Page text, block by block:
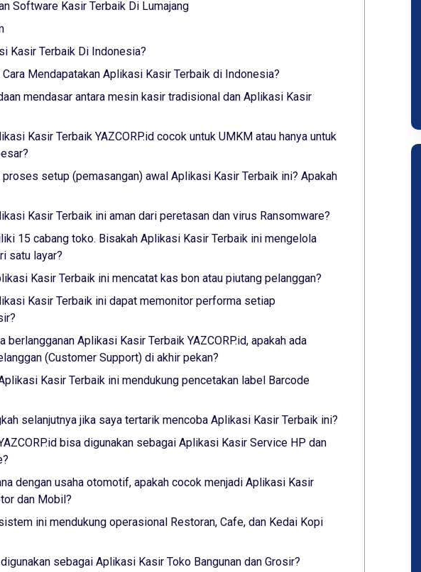
Software Kasir Terbaik Di Lumajang
Kasir Terbaik Di Indonesia?
Cara Mendapatakan Aplikasi Kasir Terbaik di Indonesia?
mendasar antara mesin kasir tradisional dan Aplikasi Kasir
Kasir Terbaik YAZCORP.id cocok untuk UMKM atau hanya untuk
proses setup (pemasangan) awal Aplikasi Kasir Terbaik ini? Apakah
Kasir Terbaik ini aman dari peretasan dan virus Ransomware?
15 cabang toko. Bisakah Aplikasi Kasir Terbaik ini mengelola
satu layar?
Kasir Terbaik ini mencatat kas bon atau piutang pelanggan?
Kasir Terbaik ini dapat memonitor performa setiap
berlangganan Aplikasi Kasir Terbaik YAZCORP.id, apakah ada
(Customer Support) di akhir pekan?
Kasir Terbaik ini mendukung pencetakan label Barcode
selanjutnya jika saya tertarik mencoba Aplikasi Kasir Terbaik ini?
bisa digunakan sebagai Aplikasi Kasir Service HP dan
dengan usaha otomotif, apakah cocok menjadi Aplikasi Kasir
dan Mobil?
ini mendukung operasional Restoran, Cafe, dan Kedai Kopi
sebagai Aplikasi Kasir Toko Bangunan dan Grosir?